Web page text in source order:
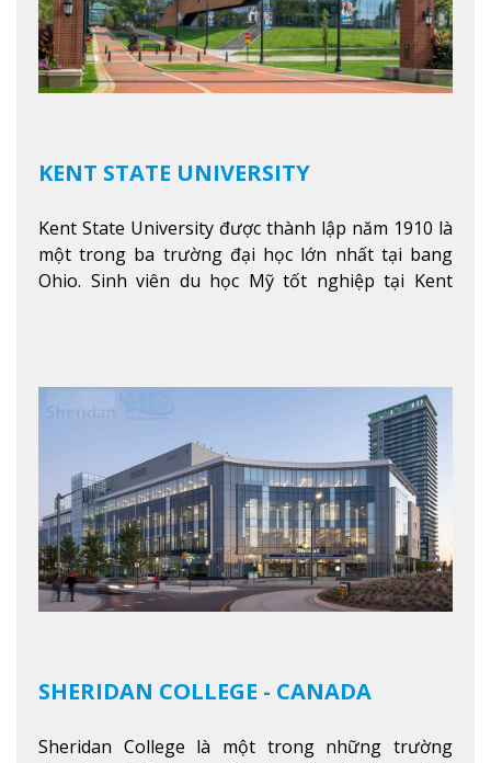
KENT STATE UNIVERSITY
Kent State University được thành lập năm 1910 là
một trong ba trường đại học lớn nhất tại bang
Ohio. Sinh viên du học Mỹ tốt nghiệp tại Kent
SHERIDAN COLLEGE - CANADA
Sheridan College là một trong những trường